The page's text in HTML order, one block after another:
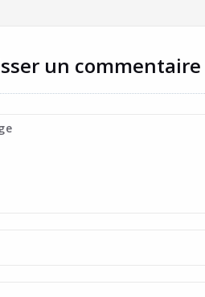
un commentaire